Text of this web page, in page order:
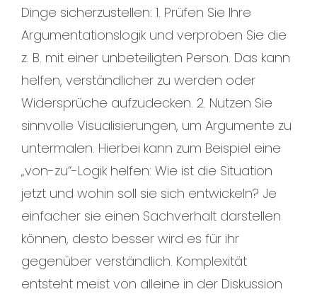
Dinge sicherzustellen: 1. Prüfen Sie Ihre
Argumentationslogik und verproben Sie die
z. B. mit einer unbeteiligten Person. Das kann
helfen, verständlicher zu werden oder
Widersprüche aufzudecken. 2. Nutzen Sie
sinnvolle Visualisierungen, um Argumente zu
untermalen. Hierbei kann zum Beispiel eine
„von-zu“-Logik helfen: Wie ist die Situation
jetzt und wohin soll sie sich entwickeln? Je
einfacher sie einen Sachverhalt darstellen
können, desto besser wird es für ihr
gegenüber verständlich. Komplexität
entsteht meist von alleine in der Diskussion